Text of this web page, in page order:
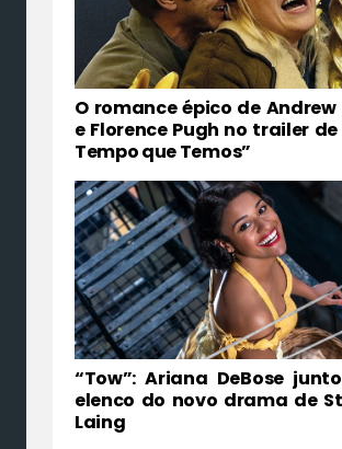
O romance épico de
e Florence Pugh no trailer de
Tempo que Temos”
“Tow”: Ariana DeBose
elenco do novo drama de
Laing